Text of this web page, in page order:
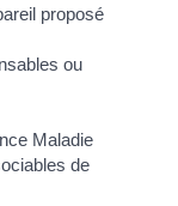
proposé
ou
Maladie
de